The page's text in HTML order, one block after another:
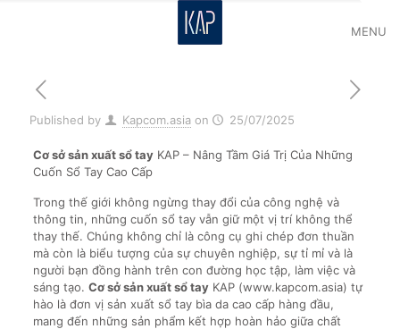
MENU
Published by Kapcom.asia on 25/07/2025
Cơ sở sản xuất sổ tayKAP – Nâng Tầm Giá Trị Của Những
Cuốn Sổ Tay Cao Cấp
Trong thế giới không ngừng thay đổi của công nghệ và
thông tin, những cuốn sổ tay vẫn giữ một vị trí không thể
thay thế. Chúng không chỉ là công cụ ghi chép đơn thuần
mà còn là biểu tượng của sự chuyên nghiệp, sự tỉ mỉ và là
người bạn đồng hành trên con đường học tập, làm việc và
sáng tạo. Cơ sở sản xuất sổ tayKAP (www.kapcom.asia) tự
hào là đơn vị sản xuất sổ tay bìa da cao cấp hàng đầu,
mang đến những sản phẩm kết hợp hoàn hảo giữa chất